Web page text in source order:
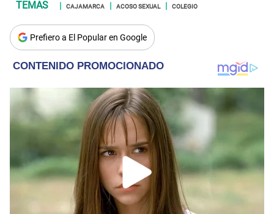
CAJAMARCA ACOSO SEXUAL COLEGIO
Prefiero a El Popular en Google